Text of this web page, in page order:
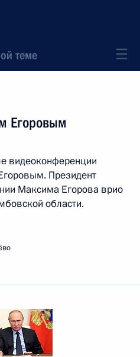
теме
Егоровым
видеоконференции
Президент
Максима Егорова врио
области.